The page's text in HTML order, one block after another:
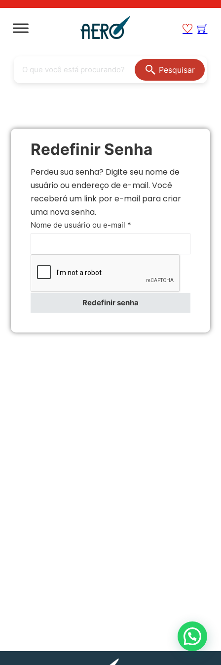
Pesquisar
Redefinir Senha
Perdeu sua senha? Digite seu nome de
usuário ou endereço de e-mail. Você
receberá um link por e-mail para criar
uma nova senha.
Nome de usuário ou e-mail *
Redefinir senha